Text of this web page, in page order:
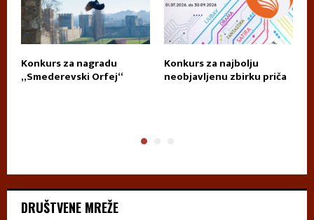
Konkurs za nagradu
„Smederevski Orfej“
Konkurs za najbolju
neobjavljenu zbirku priča
DRUŠTVENE MREŽE